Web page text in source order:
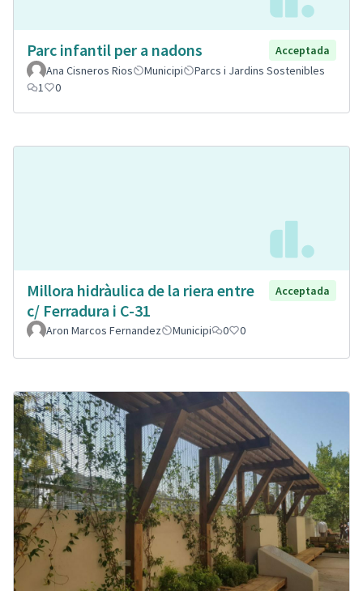
Parc infantil per a nadons
Acceptada
Ana Cisneros Rios
Municipi
Parcs i Jardins Sostenibles
1
0
Millora hidràulica de la riera entre
c/ Ferradura i C-31
Acceptada
Aron Marcos Fernandez Municipi 0 0